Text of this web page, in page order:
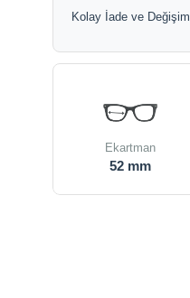
Kolay İade ve Değişim
Ekartman
52 mm